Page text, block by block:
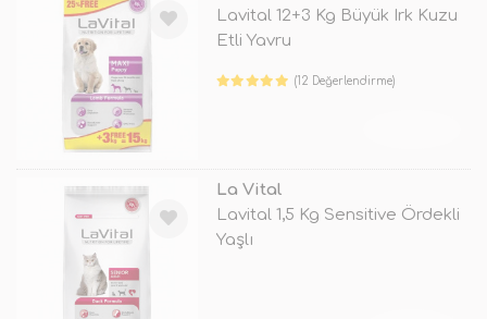
Lavital 12+3 Kg Büyük Irk Kuzu
Etli Yavru
(12 Değerlendirme)
La Vital
Lavital 1,5 Kg Sensitive Ördekli
Yaşlı